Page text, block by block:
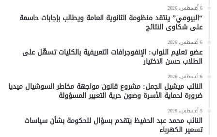
6 أغسطس، 2026
“البيومي” ينتقد منظومة الثانوية العامة ويطالب بإجابات حاسمة
على شكاوى النتائج
6 أغسطس، 2026
عضو تعليم النواب: الإنفوجرافات التعريفية بالكليات تسهّل على
الطلاب حسن الاختيار
6 أغسطس، 2026
النائب ميشيل الجمل: مشروع قانون مواجهة مخاطر السوشيال ميديا
ضرورة لحماية الأسرة وصون حرية التعبير المسؤولة
5 أغسطس، 2026
النائب محمد عبد الحفيظ يتقدم بسؤال للحكومة بشأن سياسات
تسعير الكهرباء